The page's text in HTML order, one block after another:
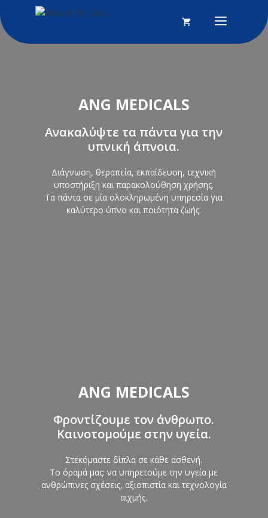
Μετάβαση
σε
περιεχόμενο
Menu
ANG MEDICALS
Ανακαλύψτε τα πάντα για την
υπνική άπνοια.
Διάγνωση, θεραπεία, εκπαίδευση, τεχνική
υποστήριξη και παρακολούθηση χρήσης.
Τα πάντα σε μία ολοκληρωμένη υπηρεσία για
καλύτερο ύπνο και ποιότητα ζωής.
ANG MEDICALS
Φροντίζουμε τον άνθρωπο.
Καινοτομούμε στην υγεία.
Στεκόμαστε δίπλα σε κάθε ασθενή.
Το όραμά μας: να υπηρετούμε την υγεία με
ανθρώπινες σχέσεις, αξιοπιστία και τεχνολογία
αιχμής.